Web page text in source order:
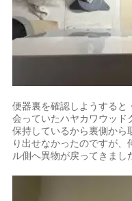
便器裏を確認しようすると
会っていたハヤカワウッド
保持しているから裏側から
り出せなかったのですが
ル側へ異物が戻ってきまし